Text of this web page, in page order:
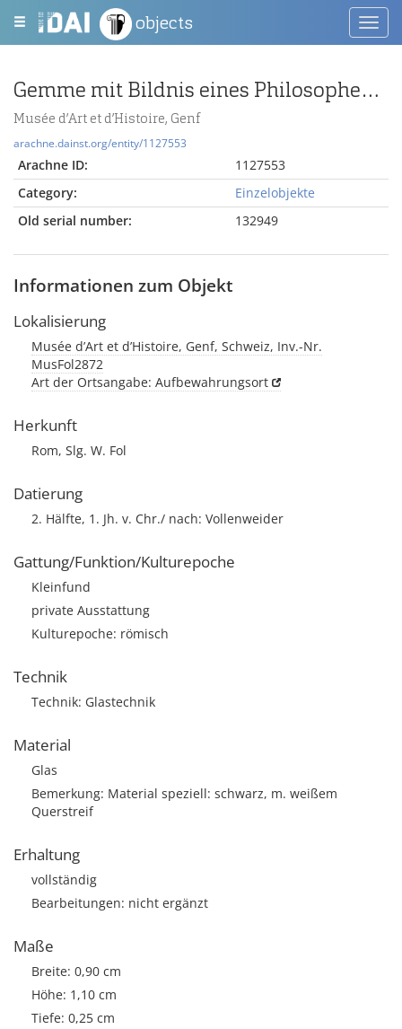
objects
Gemme mit Bildnis eines Philosophen im sokratischen Schema
Musée d’Art et d’Histoire, Genf
arachne.dainst.org/entity/1127553
Arachne ID:
1127553
Category:
Einzelobjekte
Old serial number:
132949
Informationen zum Objekt
Lokalisierung
Musée d’Art et d’Histoire, Genf, Schweiz, Inv.-Nr.
MusFol2872
Art der Ortsangabe: Aufbewahrungsort
Herkunft
Rom, Slg. W. Fol
Datierung
2. Hälfte, 1. Jh. v. Chr./ nach: Vollenweider
Gattung/Funktion/Kulturepoche
Kleinfund
private Ausstattung
Kulturepoche: römisch
Technik
Technik: Glastechnik
Material
Glas
Bemerkung: Material speziell: schwarz, m. weißem
Querstreif
Erhaltung
vollständig
Bearbeitungen: nicht ergänzt
Maße
Breite: 0,90 cm
Höhe: 1,10 cm
Tiefe: 0,25 cm